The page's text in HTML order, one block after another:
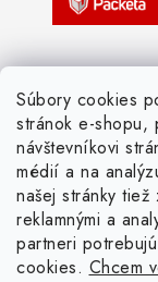
Súbory cookies
stránok e-shopu,
návštevníkovi
médií a na
našej stránky tiež
reklamnými a
partneri
cookies. Chcem